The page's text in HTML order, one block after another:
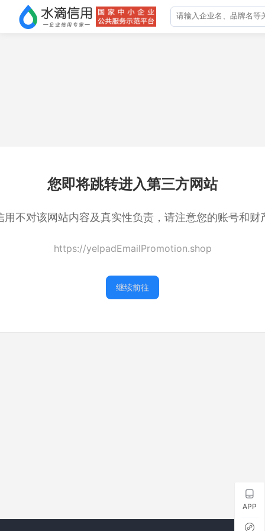
您即将跳转进入第三方网站
用不对该网站内容及真实性负责，请注意您的账号和财
https://yelpadEmailPromotion.shop
继续前往
APP